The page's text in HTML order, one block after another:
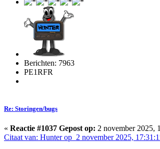
Berichten: 7963
PE1RFR
Re: Storingen/bugs
« Reactie #1037 Gepost op: 2 november 2025,
Citaat van: Hunter op 2 november 2025,